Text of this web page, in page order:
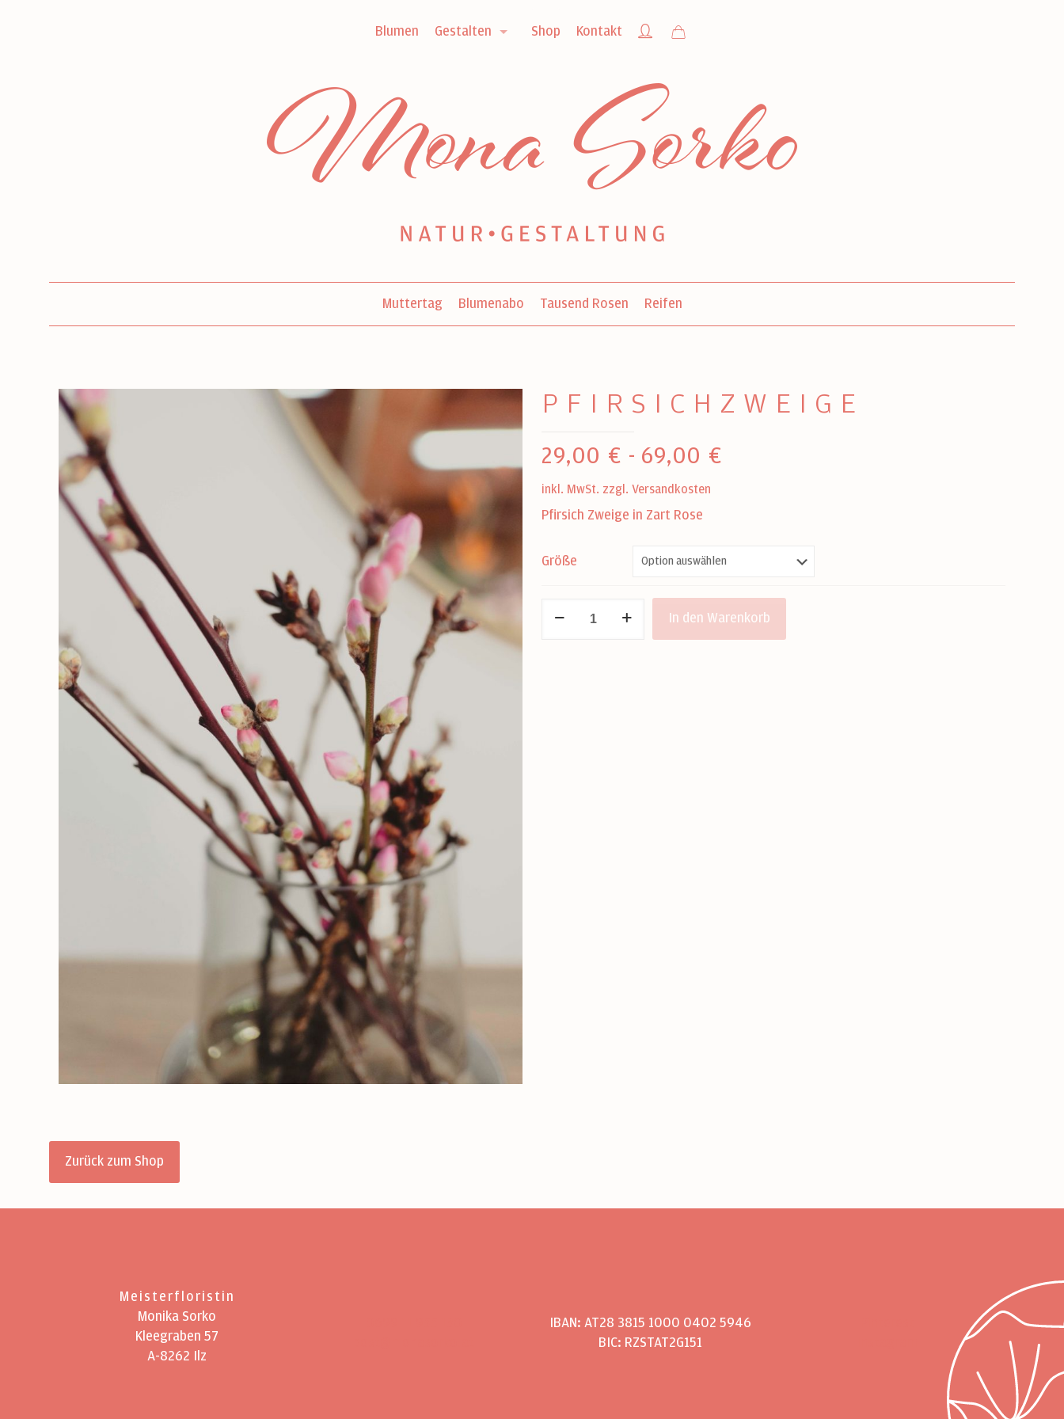
Blumen Gestalten Shop Kontakt
Muttertag Blumenabo Tausend Rosen Reifen
PFIRSICHZWEIGE
29,00 € - 69,00 €
inkl. MwSt. zzgl. Versandkosten
Pfirsich Zweige in Zart Rose
Größe
In den Warenkorb
Zurück zum Shop
Meisterfloristin
Monika Sorko
Kleegraben 57
A-8262 Ilz
IBAN: AT28 3815 1000 0402 5946
BIC: RZSTAT2G151